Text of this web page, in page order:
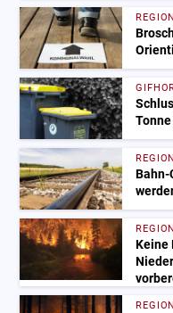
REGION
REGION
Bahn-
REGION
Keine
REGION